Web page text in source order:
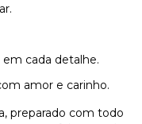
cada detalhe.
amor e carinho.
preparado com todo